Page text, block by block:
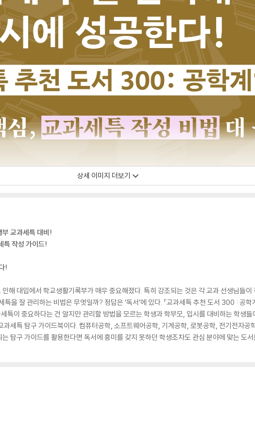
상세 이미지 더보기
부 교과세특 대비!
특 작성 가이드!
!
해 대입에서 학교생활기록부가 매우 중요해졌다. 특히 강조되는 것은 각 교과 선생님들이
특을 잘 관리하는 비법은 무엇일까? 정답은 ‘독서’에 있다. 『교과세특 추천 도서 300 : 공학
특이 중요하다는 건 알지만 관리할 방법을 모르는 학생과 학부모, 입시를 대비하는 학생
과세특 탐구 가이드북이다. 컴퓨터공학, 소프트웨어공학, 기계공학, 로봇공학, 전기전자공
탐구 가이드를 활용한다면 독서에 흥미를 갖지 못하던 학생조차도 관심 분야에 맞는 도